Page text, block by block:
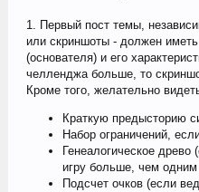
1. Первый пост темы,
или скриншоты - должен
(основателя) и его
челленджа больше, то
Кроме того, желательно
Краткую предысторию
Набор ограничений,
Генеалогическое
игру больше, чем
Подсчет очков (если